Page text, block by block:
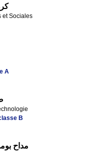
et Sociales
A
B
مداح